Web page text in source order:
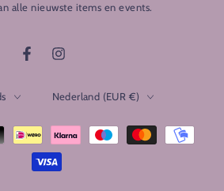
alle nieuwste items en events.
FacebookInstagram
Nederland (EUR €)